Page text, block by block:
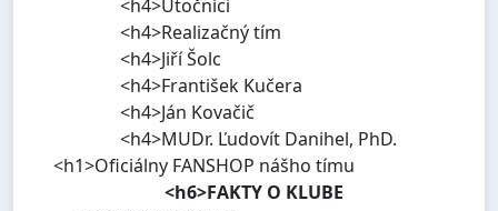
<h4>Útočníci
<h4>Realizačný tím
<h4>Jiří Šolc
<h4>František Kučera
<h4>Ján Kovačič
<h4>MUDr. Ľudovít Danihel, PhD.
<h1>Oficiálny FANSHOP nášho tímu
<h6>FAKTY O KLUBE